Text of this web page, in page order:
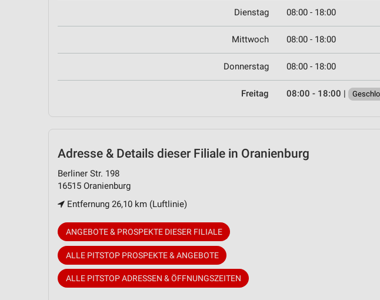
Dienstag 08:00 - 18:00
Mittwoch 08:00 - 18:00
Donnerstag 08:00 - 18:00
Freitag 08:00 - 18:00 |
Adresse & Details dieser Filiale in Oranienburg
Berliner Str. 198
16515 Oranienburg
Entfernung 26,10 km (Luftlinie)
ANGEBOTE & PROSPEKTE DIESER FILIALE
ALLE PITSTOP PROSPEKTE & ANGEBOTE
ALLE PITSTOP ADRESSEN & ÖFFNUNGSZEITEN